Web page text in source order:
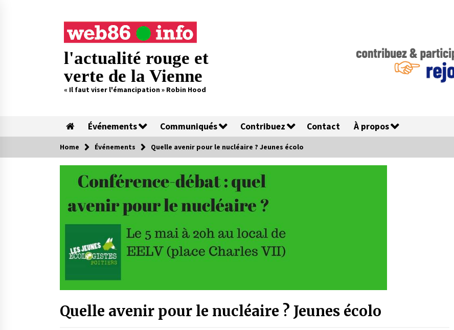
l'actualité rouge et
verte de la Vienne
« Il faut viser l'émancipation » Robin Hood
Événements Communiqués Contribuez Contact À propos
Home Événements Quelle avenir pour le nucléaire ? Jeunes écolo
Quelle avenir pour le nucléaire ? Jeunes écolo